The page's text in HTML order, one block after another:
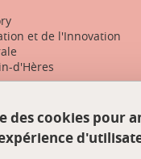
et de l'Innovation
d'Hères
grenoble-
des cookies pour